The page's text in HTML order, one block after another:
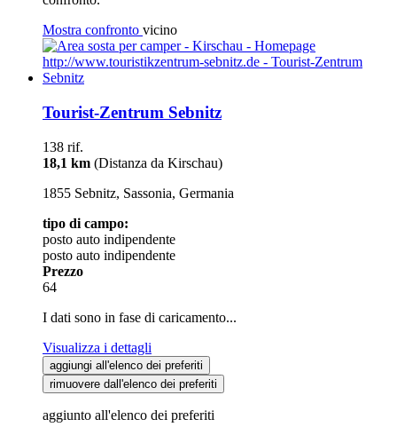
Mostra confronto vicino
Tourist-Zentrum Sebnitz
138 rif.
18,1 km (Distanza da Kirschau)
1855 Sebnitz, Sassonia, Germania
tipo di campo:
posto auto indipendente
posto auto indipendente
Prezzo
64
I dati sono in fase di caricamento...
Visualizza i dettagli
aggiungi all'elenco dei preferiti
rimuovere dall'elenco dei preferiti
aggiunto all'elenco dei preferiti